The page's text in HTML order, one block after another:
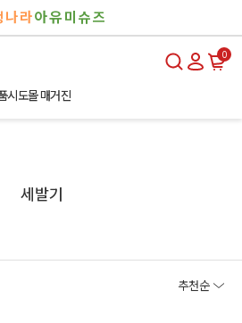
나라아유미슈즈
0
시도몰 매거진
세발기
추천순